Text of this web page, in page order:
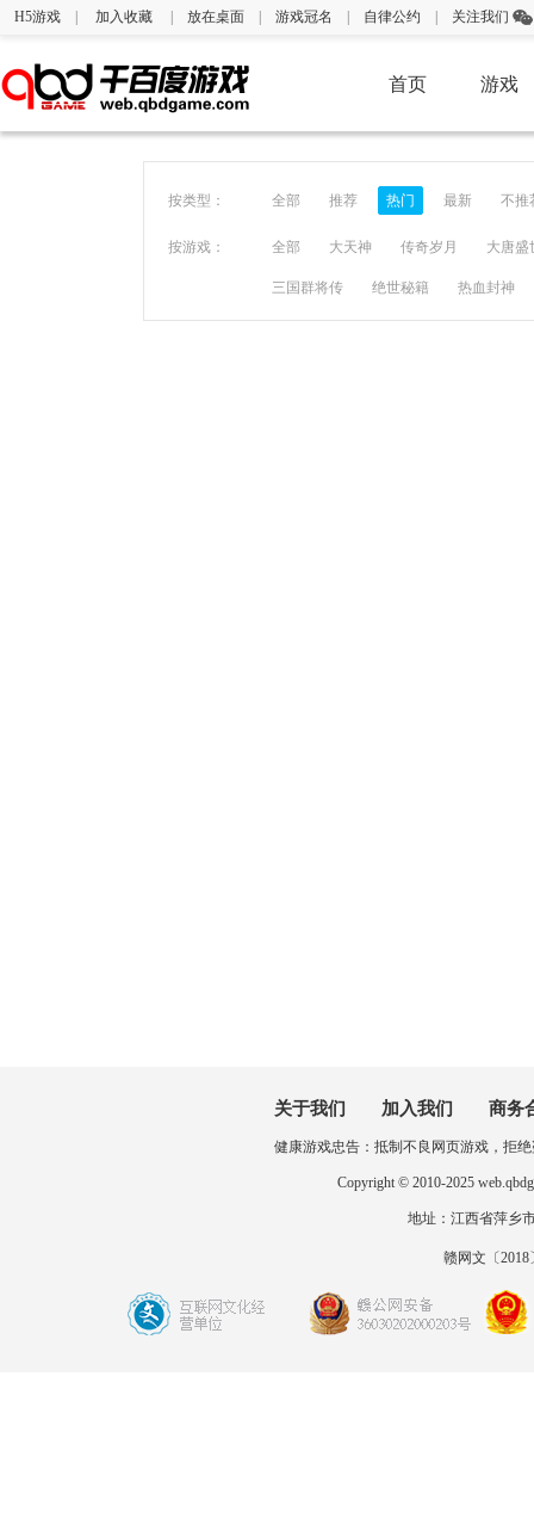
H5游戏 加入收藏 放在桌面 游戏冠名 自律公约 关注我们
首页 游戏
按类型： 全部 推荐 热门 最新 不推
按游戏： 全部 大天神 传奇岁月 大唐盛
三国群将传 绝世秘籍 热血封神
关于我们 加入我们 商务
健康游戏忠告：抵制不良网页游戏，拒
Copyright © 2010-2025
地址：江西省萍乡
赣网文〔2018